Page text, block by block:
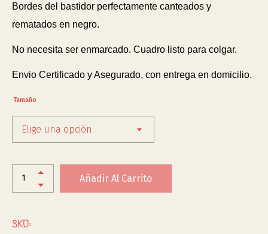
Bordes del bastidor perfectamente canteados y
rematados en negro.
No necesita ser enmarcado. Cuadro listo para colgar.
Envio Certificado y Asegurado, con entrega en domicilio.
Tamaño
Elige una opción
Añadir Al Carrito
SKU: